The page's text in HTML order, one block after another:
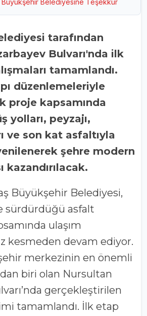
Büyükşehir Belediyesine Teşekkür
Bulvarı'nda ilk
tamamlandı.
düzenlemeleriyle
proje kapsamında
yolları, peyzajı,
ve son kat asfaltıyla
şehre modern
kazandırılacak.
Büyükşehir Belediyesi,
sürdürdüğü asfalt
ulaşım
kesmeden devam ediyor.
merkezinin en önemli
biri olan Nursultan
gerçekleştirilen
tamamlandı. İlk etap